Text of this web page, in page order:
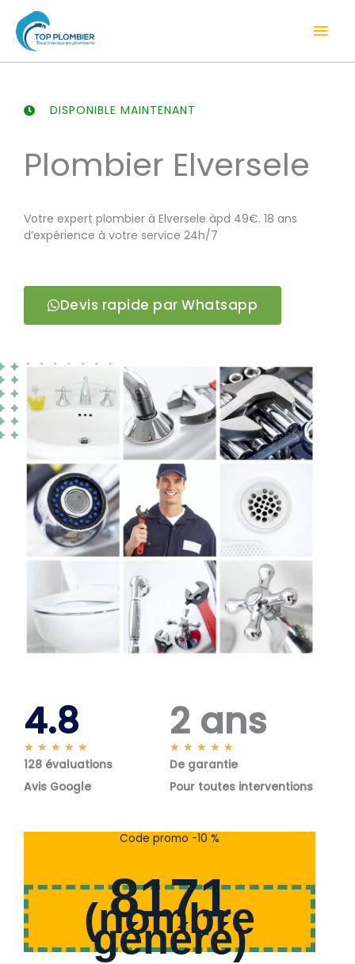
contenu
DISPONIBLE MAINTENANT
Plombier Elversele
Votre expert plombier à Elversele àpd 49€. 18 ans
d’expérience à votre service 24h/7
Devis rapide par Whatsapp
4.8
★ ★ ★ ★ ★
o
s
128 évaluations
Avis Google
2 ans
★ ★ ★ ★ ★
o
s
De garantie
Pour toutes interventions
Code promo -10 %
8171
(nombre
généré)